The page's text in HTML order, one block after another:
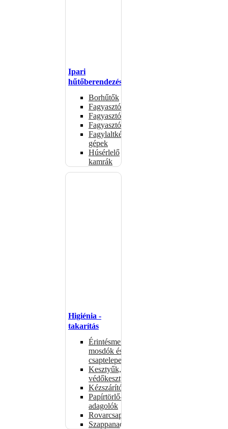
Ipari
hűtőberendezések
Borhűtők
Fagyasztóasztalok
Fagyasztóládák
Fagyasztószekrények
Fagylaltkészítő
gépek
Húsérlelő
kamrák
Higiénia -
takarítás
Érintésmentes
mosdók és
csaptelepek
Kesztyűk,
védőkesztyűk
Kézszárítók
Papírtörlő-
adagolók
Rovarcsapdák
Szappanadagolók